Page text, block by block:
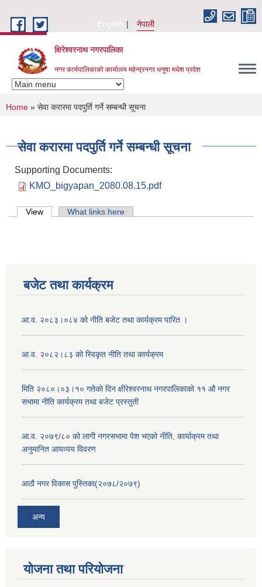
English
नेपाली
क्षिरेश्वरनाथ नगरपालिका
नगर कार्यपालिकाको कार्यालय महेन्द्रनगर धनुषा मधेश प्रदेश
You are here
Home » सेवा करारमा पदपुर्ति गर्ने सम्बन्धी सूचना
सेवा करारमा पदपुर्ति गर्ने सम्बन्धी सूचना
Supporting Documents:
KMO_bigyapan_2080.08.15.pdf
Primary tabs
View (active tab)What links here
बजेट तथा कार्यक्रम
आ.व. २०८३।०८४ को नीति बजेट तथा कार्यक्रम पारित ।
आ.व. २०८२।८३ को स्विकृत नीति तथा कार्यक्रम
मिति २०८०।०३।१० गतेकाे दिन क्षीरेश्वरनाथ नगरपालिकाकाे ११ ‍औ नगर
सभामा नीति कार्यक्रम तथा बजेट प्रस्तुती
आ.व. २०७९/८० को लागी नगरसभामा पेश भएको नीति, कार्याक्रम तथा
अनुमानित आयव्यय विवरण
आठौ नगर विकास पुस्तिका(२०७८/२०७९)
अन्य
योजना तथा परियोजना